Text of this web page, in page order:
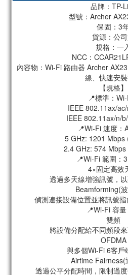
品牌：TP-
型號：Archer
保固：3
貨源：公
規格：一
NCC：
內容物：Wi-Fi 路由器 Archer
線、快速安
【規格】
📍標準：
IEEE 802.11ax/
IEEE 802.11ax/n/
📍Wi-Fi 速度：
5 GHz: 1201 Mbps
2.4 GHz: 574
📍Wi-Fi 範圍：
4×固定高效
透過多天線增強訊號，
Beamforming(
偵測連接設備位置並將訊號
📍Wi-Fi 容
雙頻
將設備分配給不同頻段來
OFDMA
與多個Wi-Fi 6客戶
Airtime Fairness(
透過公平分配時間，限制過